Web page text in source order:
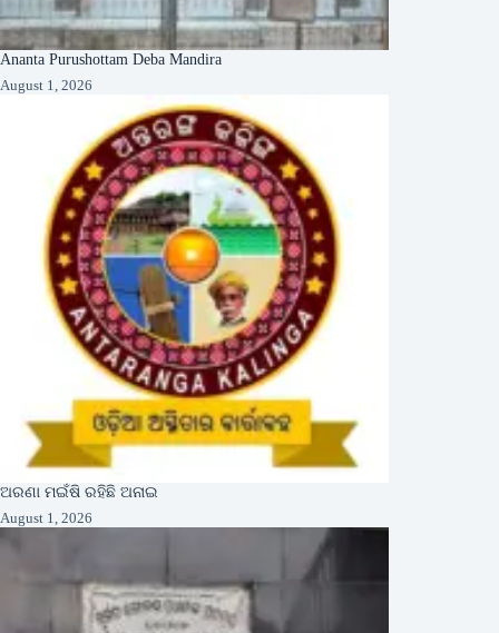
Ananta Purushottam Deba Mandira
August 1, 2026
ଅରଣା ମଇଁଷି ରହିଛି ଅନାଇ
August 1, 2026